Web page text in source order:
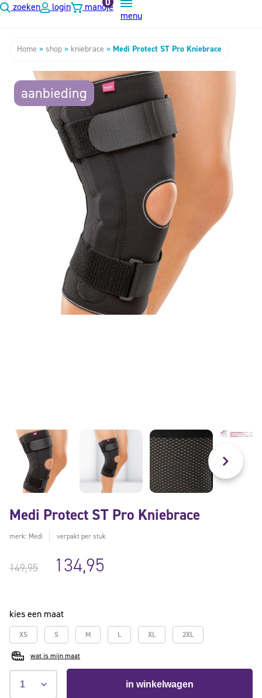
zoeken login mandje
menu
Home » shop » kniebrace » Medi Protect ST Pro Kniebrace
Medi Protect ST Pro Kniebrace
merk: Medi verpakt per stuk
149,95 134,95
kies een maat
XS S M L XL 2XL
wat is mijn maat
in winkelwagen
aanbieding